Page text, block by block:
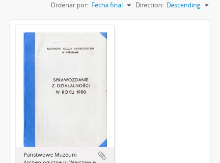
Ordenar por: Fecha final Direction: Descending
Państwowe Muzeum